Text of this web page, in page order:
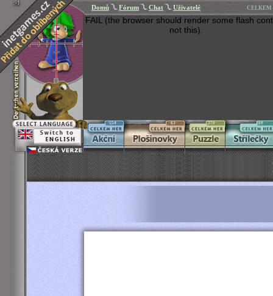
Domů Fórum Chat Uživatelé CELKEM
FAIL (the browser should render some flash
not this).
554 63 270 269